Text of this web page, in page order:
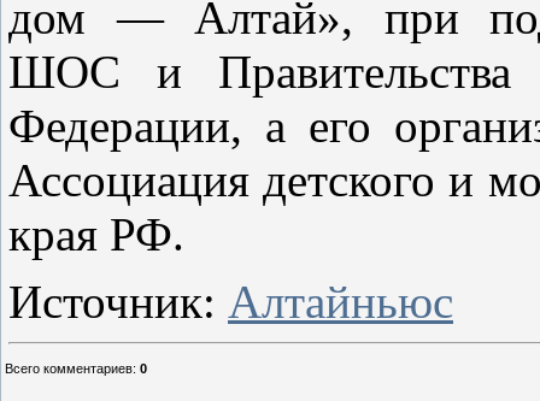
дом — Алтай», при
ШОС и Правительства
Федерации, а его
Ассоциация детского и
края РФ.
Источник: Алтайньюс
Всего комментариев: 0